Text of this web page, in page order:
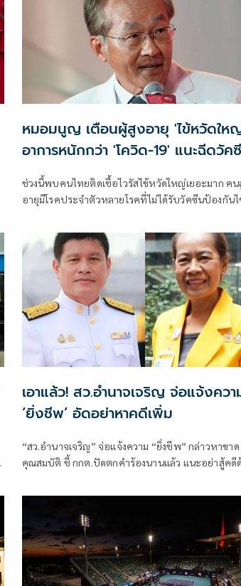
หมอมนูญ เตือนผู้สูงอายุ 'ไข้หวัดให
อาการหนักกว่า 'โควิด-19' แนะฉีดวัค
ละเข็ม ลดรุนแรง
ช่วงนี้พบคนไทยติดเชื้อไวรัสไข้หวัดใหญ่เยอะมาก คน
อายุมีโรคประจำตัวหลายโรคที่ไม่ได้รับวัคซีนป้องกันไ
เอาแล้ว! สว.อำนาจเจริญ จ่อแจ้งควา
‘ยิ่งชีพ’ อัดอย่าหาคดีเพิ่ม
“สว.อำนาจเจริญ” จ่อแจ้งความ “ยิ่งชีพ” กล่าวหาขาด
คุณสมบัติ ชี้ กกต.ปัดตกคำร้องนานแล้ว แนะอย่าสู้คดี
แอบแฝงหรือไม่